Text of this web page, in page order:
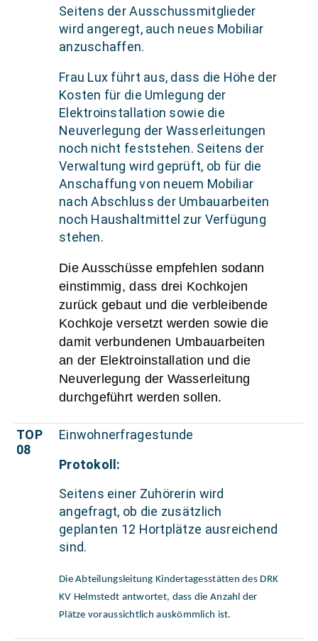
Seitens der Ausschussmitglieder
wird angeregt, auch neues Mobiliar
anzuschaffen.
Frau Lux führt aus, dass die Höhe der
Kosten für die Umlegung der
Elektroinstallation sowie die
Neuverlegung der Wasserleitungen
noch nicht feststehen. Seitens der
Verwaltung wird geprüft, ob für die
Anschaffung von neuem Mobiliar
nach Abschluss der Umbauarbeiten
noch Haushaltmittel zur Verfügung
stehen.
Die Ausschüsse empfehlen sodann
einstimmig, dass drei Kochkojen
zurück gebaut und die verbleibende
Kochkoje versetzt werden sowie die
damit verbundenen Umbauarbeiten
an der Elektroinstallation und die
Neuverlegung der Wasserleitung
durchgeführt werden sollen.
TOP
08
Einwohnerfragestunde
Protokoll:
Seitens einer Zuhörerin wird
angefragt, ob die zusätzlich
geplanten 12 Hortplätze ausreichend
sind.
Die Abteilungsleitung Kindertagesstätten des DRK
KV Helmstedt antwortet, dass die Anzahl der
Plätze voraussichtlich auskömmlich ist.